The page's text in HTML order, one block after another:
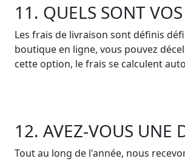
11. QUELS SONT
Les frais de livraison sont définis
boutique en ligne, vous pouvez
cette option, le frais se calculent
12. AVEZ-VOUS UNE
Tout au long de l'année, nous